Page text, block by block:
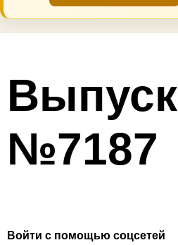
Выпуск
№7187
Войти с помощью соцсетей